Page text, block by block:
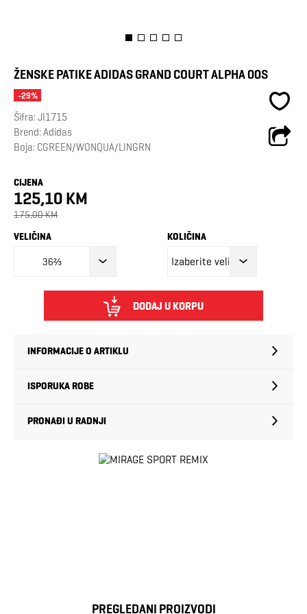
ŽENSKE PATIKE ADIDAS GRAND COURT ALPHA 00S
-29%
Šifra:JI1715
Brend:Adidas
Boja: CGREEN/WONQUA/LINGRN
CIJENA
125,10 KM
175,00 KM
VELIČINA
36⅔
KOLIČINA
DODAJ U KORPU
INFORMACIJE O ARTIKLU
ISPORUKA ROBE
PRONAĐI U RADNJI
PREGLEDANI PROIZVODI